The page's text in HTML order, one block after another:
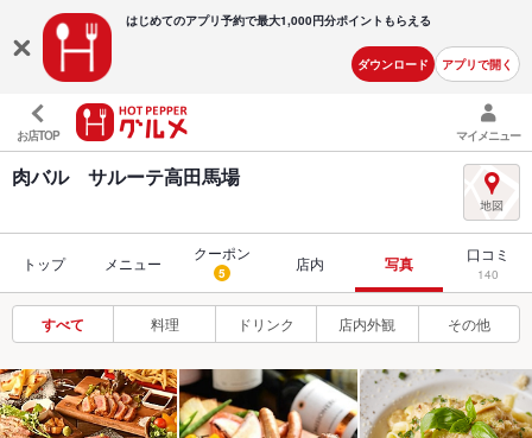
はじめてのアプリ予約で最大1,000円分ポイントもらえる
ダウンロード アプリで開く
お店TOP マイメニュー
肉バル サルーテ高田馬場
トップ メニュー
クーポン
5 店内 写真 口コミ
140
すべて 料理 ドリンク 店内外観 その他